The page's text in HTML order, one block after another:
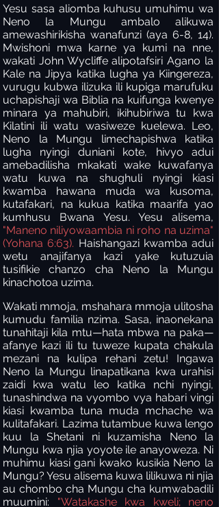
Yesu sasa aliomba kuhusu umuhimu wa
Neno la Mungu ambalo alikuwa
amewashirikisha wanafunzi (aya 6-8, 14).
Mwishoni mwa karne ya kumi na nne,
wakati John Wycliffe alipotafsiri Agano la
Kale na Jipya katika lugha ya Kiingereza,
vurugu kubwa ilizuka ili kupiga marufuku
uchapishaji wa Biblia na kuifunga kwenye
minara ya mahubiri, ikihubiriwa tu kwa
Kilatini ili watu wasiweze kuelewa. Leo,
Neno la Mungu limechapishwa katika
lugha nyingi duniani kote, hivyo adui
amebadilisha mkakati wake kuwafanya
watu kuwa na shughuli nyingi kiasi
kwamba hawana muda wa kusoma,
kutafakari, na kukua katika maarifa yao
kumhusu Bwana Yesu. Yesu alisema,
"Maneno niliyowaambia ni roho na uzima"
(Yohana 6:63). Haishangazi kwamba adui
wetu anajifanya kazi yake kutuzuia
tusifikie chanzo cha Neno la Mungu
kinachotoa uzima.
Wakati mmoja, mshahara mmoja ulitosha
kumudu familia nzima. Sasa, inaonekana
tunahitaji kila mtu—hata mbwa na paka—
afanye kazi ili tu tuweze kupata chakula
mezani na kulipa rehani zetu! Ingawa
Neno la Mungu linapatikana kwa urahisi
zaidi kwa watu leo katika nchi nyingi,
tunashindwa na vyombo vya habari vingi
kiasi kwamba tuna muda mchache wa
kulitafakari. Lazima tutambue kuwa lengo
kuu la Shetani ni kuzamisha Neno la
Mungu kwa njia yoyote ile anayoweza. Ni
muhimu kiasi gani kwako kusikia Neno la
Mungu? Yesu alisema kuwa lilikuwa ni njia
au chombo cha Mungu cha kumwabadili
muumini: "Watakashe kwa kweli; neno